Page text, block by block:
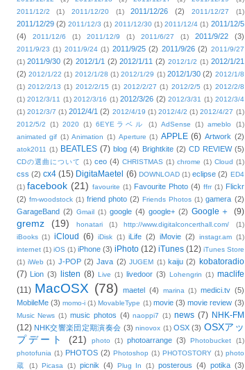
2011/12/2
(1) 2011/12/20 (1) 2011/12/26 (2) 2011/12/27 (1)
2011/12/29 (2) 2011/12/3 (1) 2011/12/30 (1) 2011/12/4 (1) 2011/12/5
(4)
2011/12/6 (1) 2011/12/9 (1) 2011/6/27 (1) 2011/9/22 (3)
2011/9/23 (1) 2011/9/24 (1) 2011/9/25 (2) 2011/9/26 (2) 2011/9/27
(1) 2011/9/30 (2) 2012/1/1 (2) 2012/1/11 (2) 2012/1/2 (1) 2012/1/21
(2) 2012/1/22 (1) 2012/1/28 (1) 2012/1/29 (1) 2012/1/30 (2) 2012/1/8
(1) 2012/2/13 (1) 2012/2/15 (1) 2012/2/27 (1) 2012/2/5 (1) 2012/2/8
(1) 2012/3/11 (1) 2012/3/16 (1) 2012/3/26 (2) 2012/3/31 (1) 2012/3/4
(1) 2012/3/7 (1) 2012/4/1 (2) 2012/4/19 (1) 2012/4/2 (1) 2012/4/27 (1)
2012/5/2
(1) 2020 (1) 6EYEラベル (1) AdSense (1) ameblo
(1)
animated gif (1) Animation (1) Aperture (1) APPLE (6) Artwork (2)
atok2011 (1) BEATLES (7) blog (4) Brightkite (2) CD REVIEW (5)
CDの選曲について (1) ceo (4) CHRISTMAS (1) chrome (1) Cloud (1)
css (2) cx4 (15) DigitaMaetel (6) DOWNLOAD (1) eclipse (2) ED4
(1) facebook (21) favourite (1) Favourite Photo (4) ffrr (1) Flickr
(2) fm-woodstock (1) friend photo (2) Friends Photos (1) gamera (2)
GarageBand (2) Gmail (1) google (4) google+ (2) Google＋ (9)
gremz (19) honatari (1) http://www.digitalconcerthall.com/
(1)
iBooks (1) iCloud (6) iDisk (1) iLife (2) iMovie (2) instagr.am (1)
internet (1) iOS (1) iPhone (3) iPhoto (12) iTunes (12) iTunes Store
(1) iWeb (1) J-POP (2) Java (2) JUGEM (1) kaiju (2)
kobatoradio
(7) Lion (3) listen (8) Live (1) livedoor (3) Lohengrin (1) maclife
(11) MacOSX (78) maetel (4) marina (1) medici.tv (5)
MobileMe (3) momo-i (1) MovableType (1) movie (3) movie review (3)
Music News (1) music photos (4) naoppi7 (1) news (7) NHK-FM
(12) NHK交響楽団定期演奏会 (3) ninovox (1) OSX (3) OSXアッ
プデート
(21) photo (1) photoarrange (3) Photobucket
(1)
photofunia (1) PHOTOS (2) Photoshop (1) PHOTOSTORY (1) photo
蔵
(1) Picasa (1) picnik (4) Plug In (1) posterous (4) potika (3)